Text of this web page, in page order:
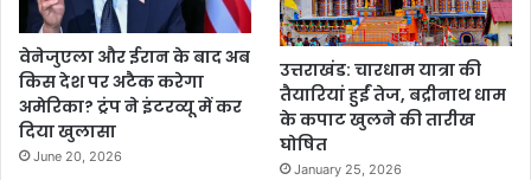
वेनेजुएला और ईरान के बाद अब
किस देश पर अटैक करेगा
अमेरिका? ट्रंप ने इंटरव्यू में कर
दिया खुलासा
June 20, 2026
उत्तराखंड: चारधाम यात्रा की
तैयारियां हुईं तेज, बद्रीनाथ धाम
के कपाट खुलने की तारीख
घोषित
January 25, 2026